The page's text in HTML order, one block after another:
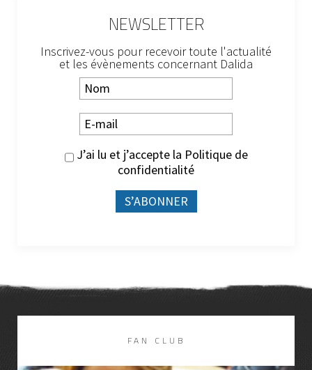
NEWSLETTER
Inscrivez-vous pour recevoir toute l'actualité
et les évènements concernant Dalida
J’ai lu et j’accepte la Politique de
confidentialité
FAN CLUB